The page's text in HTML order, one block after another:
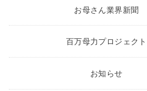
お母さん業界新聞
百万母力プロジェクト
お知らせ